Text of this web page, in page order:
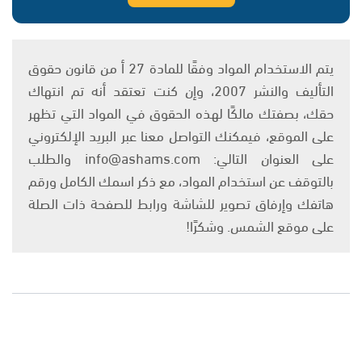
يتم الاستخدام المواد وفقًا للمادة 27 أ من قانون حقوق
التأليف والنشر 2007، وإن كنت تعتقد أنه تم انتهاك
حقك، بصفتك مالكًا لهذه الحقوق في المواد التي تظهر
على الموقع، فيمكنك التواصل معنا عبر البريد الإلكتروني
على العنوان التالي: info@ashams.com والطلب
بالتوقف عن استخدام المواد، مع ذكر اسمك الكامل ورقم
هاتفك وإرفاق تصوير للشاشة ورابط للصفحة ذات الصلة
على موقع الشمس. وشكرًا!